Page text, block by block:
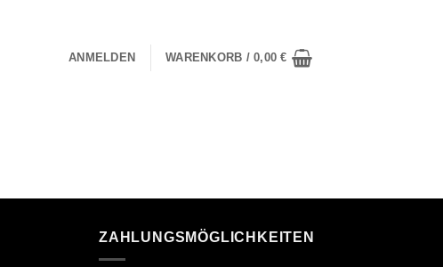
ANMELDEN WARENKORB /0,00€
ZAHLUNGSMÖGLICHKEITEN